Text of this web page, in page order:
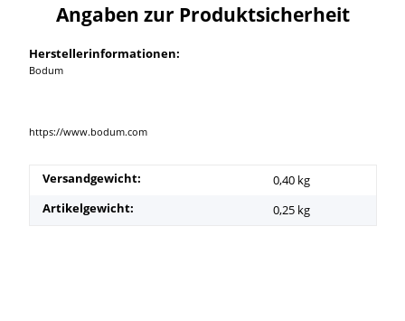
Angaben zur Produktsicherheit
Herstellerinformationen:
Bodum
https://www.bodum.com
Versandgewicht:
0,40 kg
Artikelgewicht:
0,25 kg